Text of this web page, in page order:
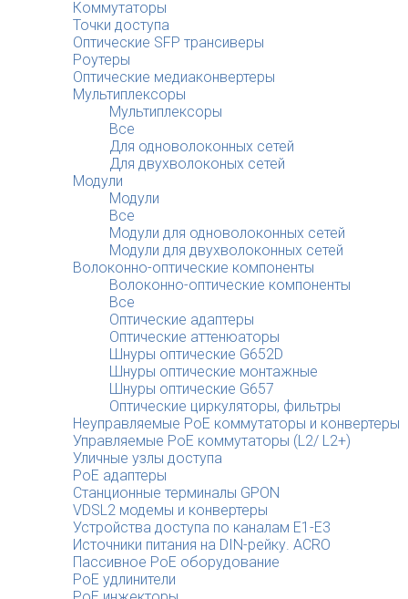
Коммутаторы
Точки доступа
Оптические SFP трансиверы
Роутеры
Оптические медиаконвертеры
Мультиплексоры
Мультиплексоры
Все
Для одноволоконных сетей
Для двухволоконых сетей
Модули
Модули
Все
Модули для одноволоконных сетей
Модули для двухволоконных сетей
Волоконно-оптические компоненты
Волоконно-оптические компоненты
Все
Оптические адаптеры
Оптические аттенюаторы
Шнуры оптические G652D
Шнуры оптические монтажные
Шнуры оптические G657
Оптические циркуляторы, фильтры
Неуправляемые PoE коммутаторы и конвертеры
Управляемые PoE коммутаторы (L2/ L2+)
Уличные узлы доступа
PoE адаптеры
Станционные терминалы GPON
VDSL2 модемы и конвертеры
Устройства доступа по каналам E1-E3
Источники питания на DIN-рейку. ACRO
Пассивное PoE оборудование
PoE удлинители